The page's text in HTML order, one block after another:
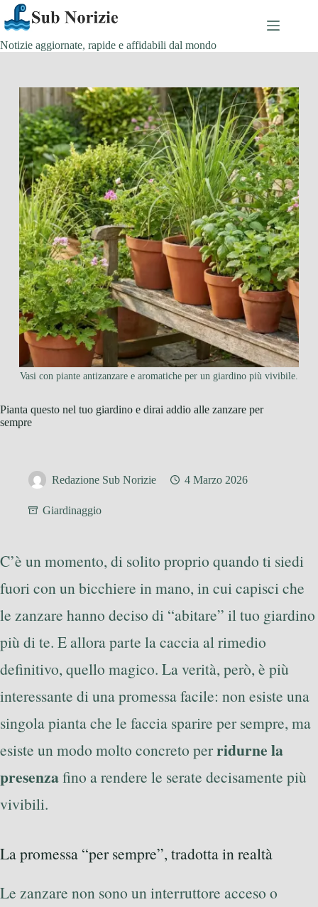
Salta
al
contenuto
Notizie aggiornate, rapide e affidabili dal mondo
Vasi con piante antizanzare e aromatiche per un giardino più vivibile.
Pianta questo nel tuo giardino e dirai addio alle zanzare per
sempre
Redazione Sub Norizie 4 Marzo 2026
Giardinaggio
C’è un momento, di solito proprio quando ti siedi
fuori con un bicchiere in mano, in cui capisci che
le zanzare hanno deciso di “abitare” il tuo giardino
più di te. E allora parte la caccia al rimedio
definitivo, quello magico. La verità, però, è più
interessante di una promessa facile: non esiste una
singola pianta che le faccia sparire per sempre, ma
esiste un modo molto concreto perridurne la
presenzafino a rendere le serate decisamente più
vivibili.
La promessa “per sempre”, tradotta in realtà
Le zanzare non sono un interruttore acceso o